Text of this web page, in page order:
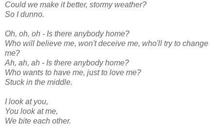
Could we make it better, stormy weather?
So I dunno.
Oh, oh, oh - Is there anybody home?
Who will believe me, won't deceive me, who'll try to change
me?
Ah, ah, ah - Is there anybody home?
Who wants to have me, just to love me?
Stuck in the middle.
I look at you,
You look at me,
We bite each other.